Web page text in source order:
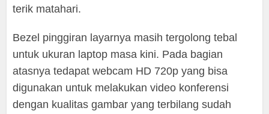
terik matahari.
Bezel pinggiran layarnya masih tergolong tebal
untuk ukuran laptop masa kini. Pada bagian
atasnya tedapat webcam HD 720p yang bisa
digunakan untuk melakukan video konferensi
dengan kualitas gambar yang terbilang sudah